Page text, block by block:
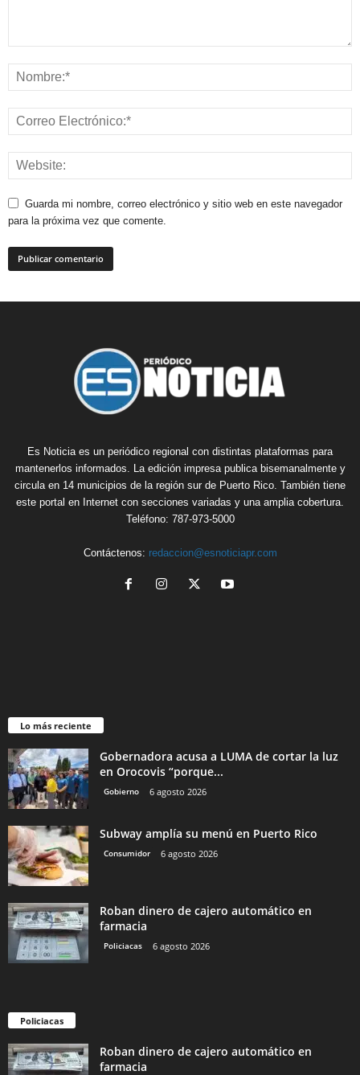
Guarda mi nombre, correo electrónico y sitio web en este navegador
para la próxima vez que comente.
Es Noticia es un periódico regional con distintas plataformas para
mantenerlos informados. La edición impresa publica bisemanalmente y
circula en 14 municipios de la región sur de Puerto Rico. También tiene
este portal en Internet con secciones variadas y una amplia cobertura.
Teléfono: 787-973-5000
Contáctenos: redaccion@esnoticiapr.com
Lo más reciente
Gobernadora acusa a LUMA de cortar la luz
en Orocovis “porque...
Gobierno 6 agosto 2026
Subway amplía su menú en Puerto Rico
Consumidor 6 agosto 2026
Roban dinero de cajero automático en
farmacia
Policiacas 6 agosto 2026
Policiacas
Roban dinero de cajero automático en
farmacia